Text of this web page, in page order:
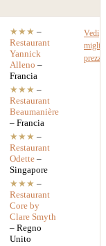
★★★ –
Restaurant
Yannick
Alleno –
Francia
★★★ –
Restaurant
Beaumanière
– Francia
★★★ –
Restaurant
Odette –
Singapore
★★★ –
Restaurant
Core by
Clare Smyth
– Regno
Unito
Vedi
prezzo